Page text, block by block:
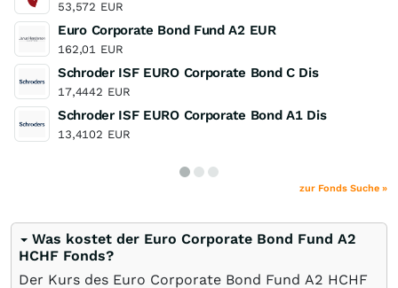
53,572 EUR
Euro Corporate Bond Fund A2 EUR
162,01 EUR
Schroder ISF EURO Corporate Bond C Dis
17,4442 EUR
Schroder ISF EURO Corporate Bond A1 Dis
13,4102 EUR
zur Fonds Suche »
Was kostet der Euro Corporate Bond Fund A2
HCHF Fonds?
Der Kurs des Euro Corporate Bond Fund A2 HCHF